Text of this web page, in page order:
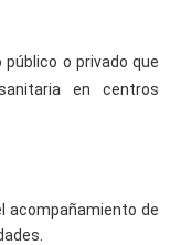
o privado que
en centros
acompañamiento de